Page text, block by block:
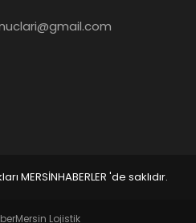
MERSİNHABERLER 'de saklıdır.
Mersin Lojistik